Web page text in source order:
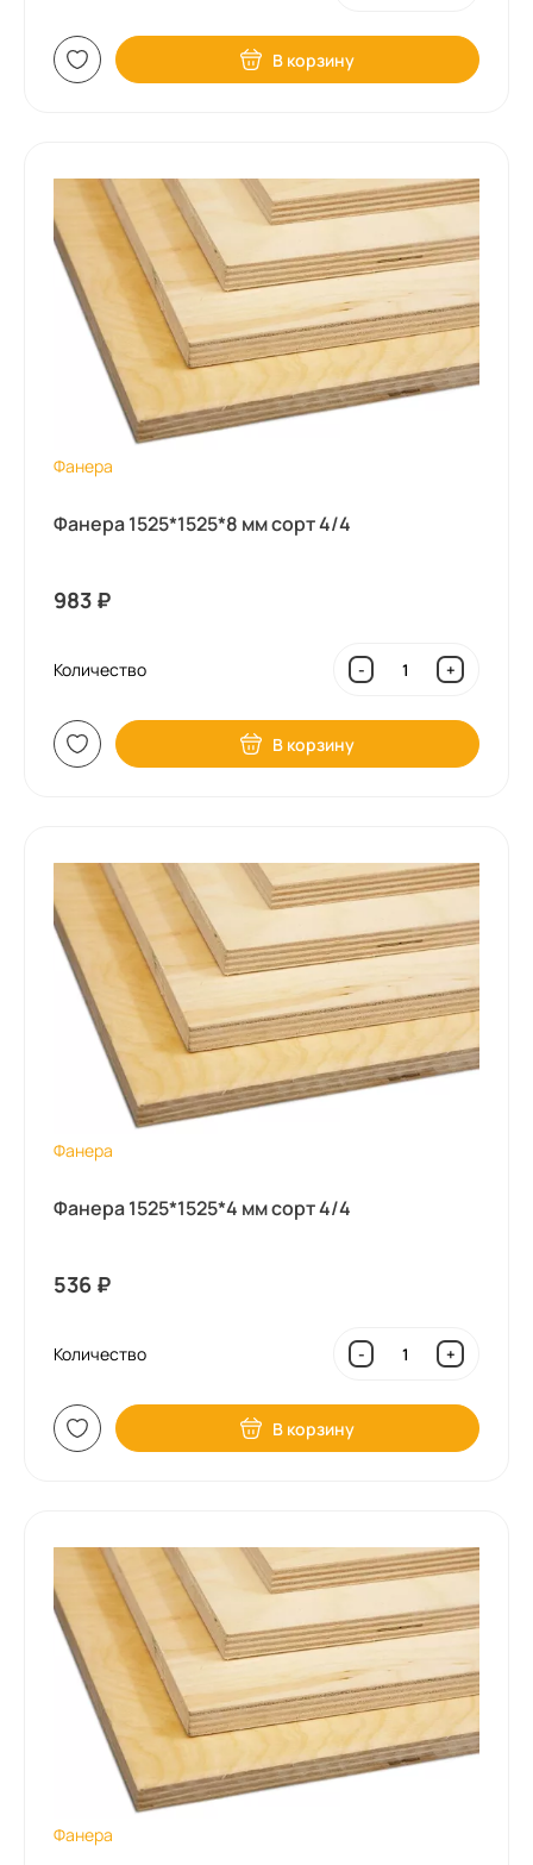
В корзину
Фанера
Фанера 1525*1525*8 мм сорт 4/4
983 ₽
Количество - +
В корзину
Фанера
Фанера 1525*1525*4 мм сорт 4/4
536 ₽
Количество - +
В корзину
Фанера